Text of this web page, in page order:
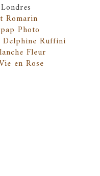
Romarin
Photo
Delphine Ruffini
Fleur
en Rose